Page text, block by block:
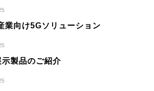
業向け5Gソリューション
製品のご紹介